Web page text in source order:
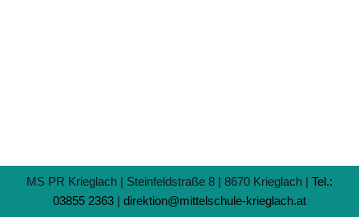
MS PR Krieglach | Steinfeldstraße 8 | 8670 Krieglach | Tel.:
03855 2363 | direktion@mittelschule-krieglach.at